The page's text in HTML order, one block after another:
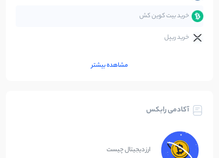
خرید بیت کوین کش
خرید ریپل
مشاهده بیشتر
آکادمی رابکس
ارز دیجیتال چیست